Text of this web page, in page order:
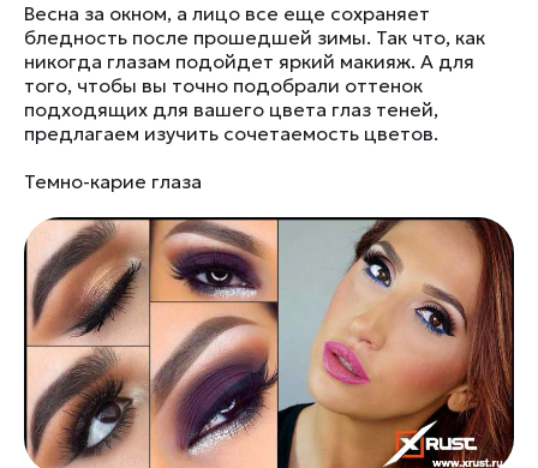
Весна за окном, а лицо все еще сохраняет
бледность после прошедшей зимы. Так что, как
никогда глазам подойдет яркий макияж. А для
того, чтобы вы точно подобрали оттенок
подходящих для вашего цвета глаз теней,
предлагаем изучить сочетаемость цветов.
Темно-карие глаза